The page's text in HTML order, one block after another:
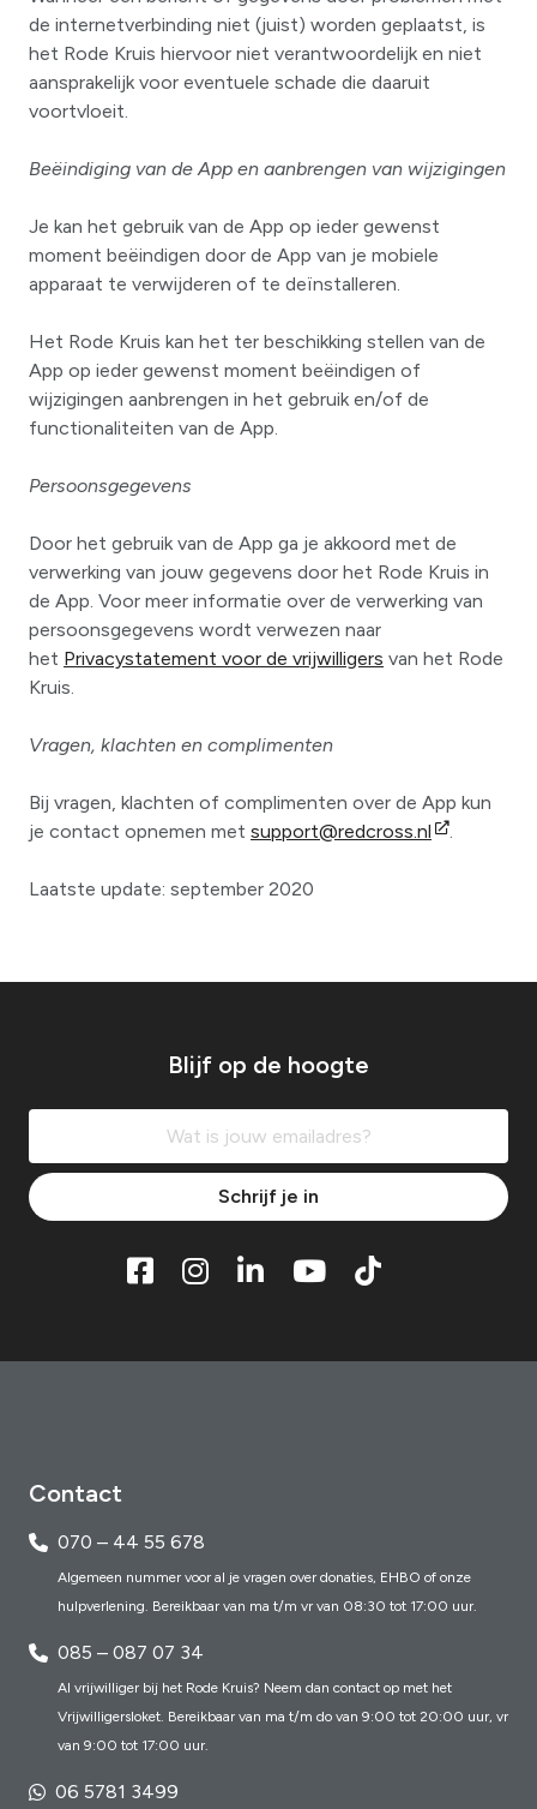
de internetverbinding niet (juist) worden geplaatst, is
het Rode Kruis hiervoor niet verantwoordelijk en niet
aansprakelijk voor eventuele schade die daaruit
voortvloeit.
Beëindiging van de App en aanbrengen van wijzigingen
Je kan het gebruik van de App op ieder gewenst
moment beëindigen door de App van je mobiele
apparaat te verwijderen of te deïnstalleren.
Het Rode Kruis kan het ter beschikking stellen van de
App op ieder gewenst moment beëindigen of
wijzigingen aanbrengen in het gebruik en/of de
functionaliteiten van de App.
Persoonsgegevens
Door het gebruik van de App ga je akkoord met de
verwerking van jouw gegevens door het Rode Kruis in
de App. Voor meer informatie over de verwerking van
persoonsgegevens wordt verwezen naar
het Privacystatement voor de vrijwilligers van het Rode
Kruis.
Vragen, klachten en complimenten
Bij vragen, klachten of complimenten over de App kun
je contact opnemen met support@redcross.nl .
Laatste update: september 2020
Blijf op de hoogte
Schrijf je in
Contact
070 – 44 55 678
Algemeen nummer voor al je vragen over donaties, EHBO of onze
hulpverlening. Bereikbaar van ma t/m vr van 08:30 tot 17:00 uur.
085 – 087 07 34
Al vrijwilliger bij het Rode Kruis? Neem dan contact op met het
Vrijwilligersloket. Bereikbaar van ma t/m do van 9:00 tot 20:00 uur, vr
van 9:00 tot 17:00 uur.
06 5781 3499